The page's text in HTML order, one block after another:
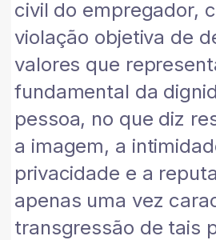
civil do empregador,
violação objetiva de
valores que
fundamental da
pessoa, no que diz
a imagem, a
privacidade e a
apenas uma vez
transgressão de tais